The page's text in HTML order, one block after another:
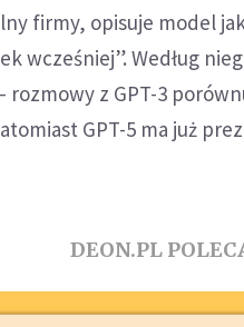
firmy, opisuje model
wcześniej”. Według
rozmowy z GPT-3
GPT-5 ma już
DEON.PL